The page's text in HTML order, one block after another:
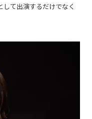
て出演するだけでなく